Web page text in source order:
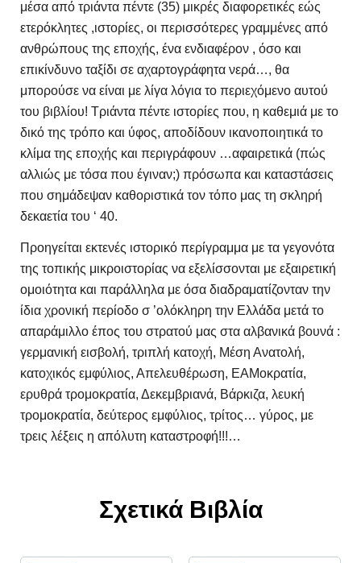
μέσα από τριάντα πέντε (35) μικρές διαφορετικές εώς
ετερόκλητες ,ιστορίες, οι περισσότερες γραμμένες από
ανθρώπους της εποχής, ένα ενδιαφέρον , όσο και
επικίνδυνο ταξίδι σε αχαρτογράφητα νερά…, θα
μπορούσε να είναι με λίγα λόγια το περιεχόμενο αυτού
του βιβλίου! Τριάντα πέντε ιστορίες που, η καθεμιά με το
δικό της τρόπο και ύφος, αποδίδουν ικανοποιητικά το
κλίμα της εποχής και περιγράφουν …αφαιρετικά (πώς
αλλιώς με τόσα που έγιναν;) πρόσωπα και καταστάσεις
που σημάδεψαν καθοριστικά τον τόπο μας τη σκληρή
δεκαετία του ‘ 40.
Προηγείται εκτενές ιστορικό περίγραμμα με τα γεγονότα
της τοπικής μικροιστορίας να εξελίσσονται με εξαιρετική
ομοιότητα και παράλληλα με όσα διαδραματίζονταν την
ίδια χρονική περίοδο σ ’ολόκληρη την Ελλάδα μετά το
απαράμιλλο έπος του στρατού μας στα αλβανικά βουνά :
γερμανική εισβολή, τριπλή κατοχή, Μέση Ανατολή,
κατοχικός εμφύλιος, Απελευθέρωση, ΕΑΜοκρατία,
ερυθρά τρομοκρατία, Δεκεμβριανά, Βάρκιζα, λευκή
τρομοκρατία, δεύτερος εμφύλιος, τρίτος… γύρος, με
τρεις λέξεις η απόλυτη καταστροφή!!!…
Σχετικά Βιβλία